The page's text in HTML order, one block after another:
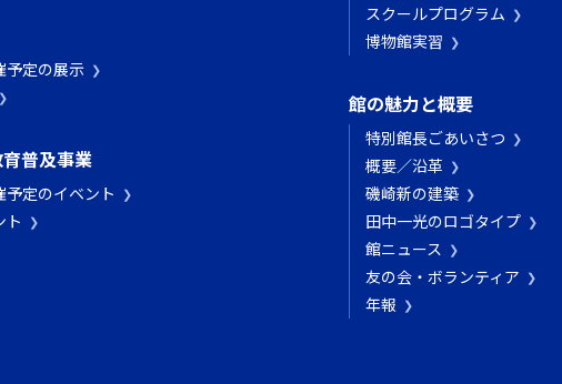
予定の展示
普及事業
予定のイベント
ト
スクールプログラム
博物館実習
館の魅力と概要
特別館長ごあいさつ
概要／沿革
磯崎新の建築
田中一光のロゴタイプ
館ニュース
友の会・ボランティア
年報